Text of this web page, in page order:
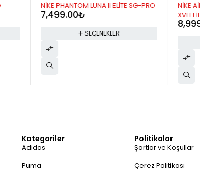
NİKE PHANTOM LUNA II ELİTE SG-PRO
7,499.00₺
SEÇENEKLER
NİKE
XVI
Kategoriler
Adidas
Puma
Politikalar
Şartlar ve Koşullar
Çerez Politikası